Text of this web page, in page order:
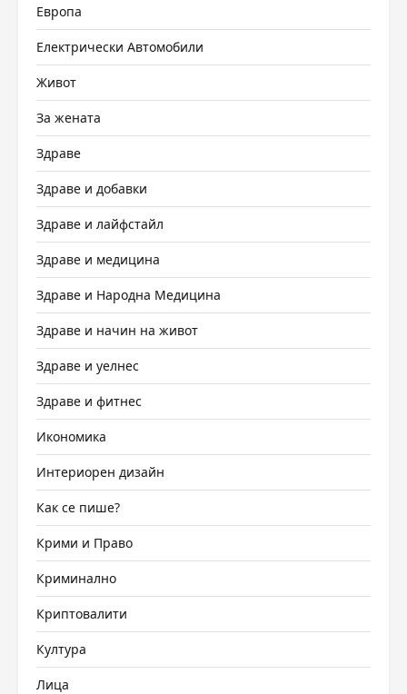
Европа
Електрически Автомобили
Живот
За жената
Здраве
Здраве и добавки
Здраве и лайфстайл
Здраве и медицина
Здраве и Народна Медицина
Здраве и начин на живот
Здраве и уелнес
Здраве и фитнес
Икономика
Интериорен дизайн
Как се пише?
Крими и Право
Криминално
Криптовалити
Култура
Лица